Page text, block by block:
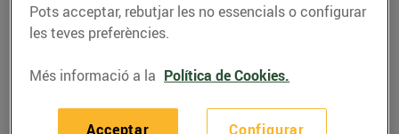
Pots acceptar, rebutjar les no essencials o configurar
les teves preferències.
Més informació a la Política de Cookies.
Configurar
Acceptar